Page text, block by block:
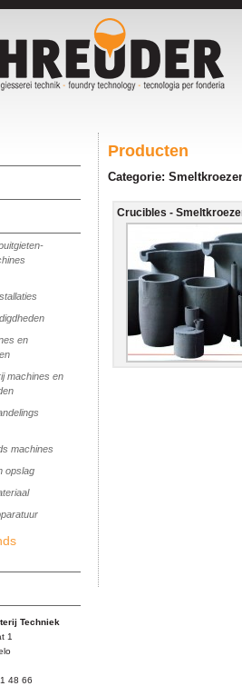
en
machines en
machines
opslag
Techniek
1
48 66
Producten
Categorie:
Crucibles -